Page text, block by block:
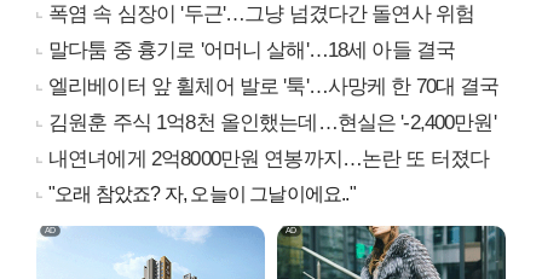
폭염 속 심장이 '두근'…그냥 넘겼다간 돌연사 위험
말다툼 중 흉기로 '어머니 살해'…18세 아들 결국
엘리베이터 앞 휠체어 발로 '툭'…사망케 한 70대 결국
김원훈 주식 1억8천 올인했는데…현실은 '-2,400만원'
내연녀에게 2억8000만원 연봉까지…논란 또 터졌다
"오래 참았죠? 자, 오늘이 그날이에요.."